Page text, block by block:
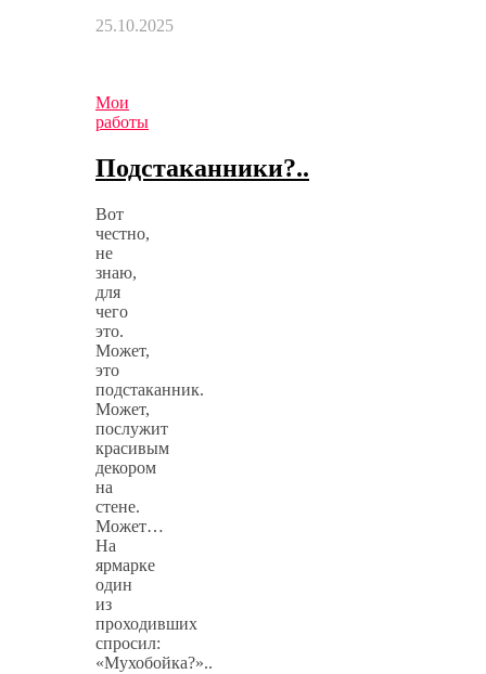
25.10.2025
Мои
работы
Подстаканники?..
Вот
честно,
не
знаю,
для
чего
это.
Может,
это
подстаканник.
Может,
послужит
красивым
декором
на
стене.
Может…
На
ярмарке
один
из
проходивших
спросил:
«Мухобойка?»..